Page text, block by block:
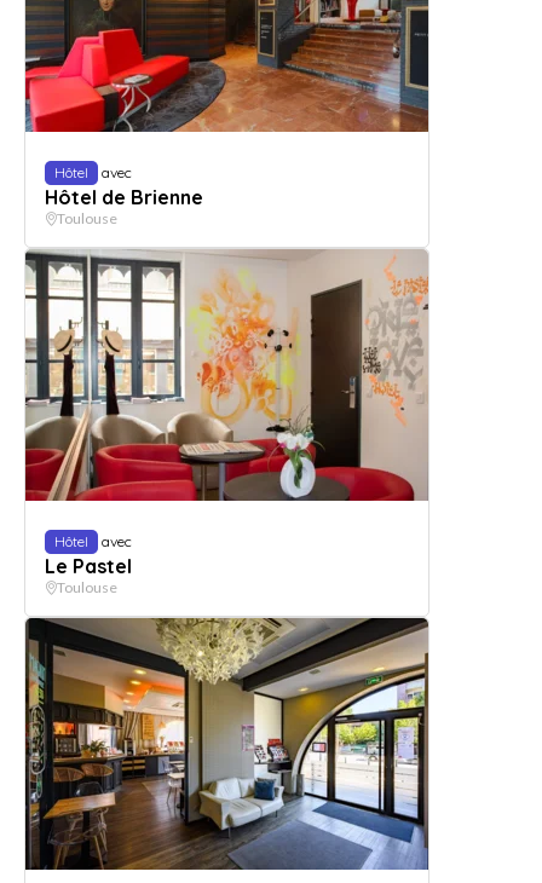
Hôtel avec
Hôtel de Brienne
Toulouse
Hôtel avec
Le Pastel
Toulouse